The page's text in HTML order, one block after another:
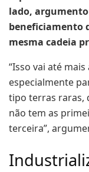
lado,
beneficiamento
mesma cadeia
“Isso vai até
especialmente
tipo terras raras,
não tem as
terceira”,